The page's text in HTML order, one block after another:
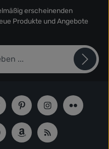
erscheinenden
Produkte und Angebote
zur Kenntnis
und bin mit ihnen